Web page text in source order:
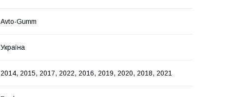
Avto-Gumm
Україна
2014, 2015, 2017, 2022, 2016, 2019, 2020, 2018, 2021